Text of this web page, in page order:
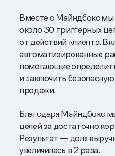
Вместе с Майндбокс мы
около 30 триггерных
от действий клиента.
автоматизированные
помогающие
и заключить
продажи.
Благодаря Майндбокс
целей за достаточно
Результат — доля
увеличилась в 2 раза.